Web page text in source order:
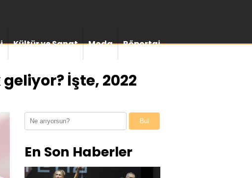
Kültür ve Sanat Moda Röportaj
İşte, 2022
Bul
En Son Haberler